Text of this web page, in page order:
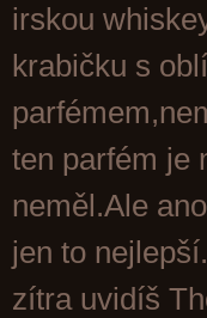
irskou
krabičku s
ten parfém je
neměl.Ale
jen to
zítra uvidíš